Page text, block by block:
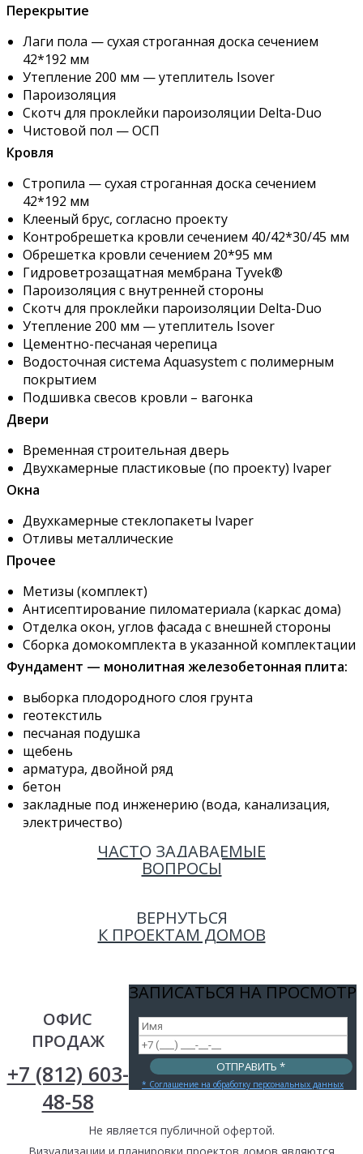
Перекрытие
Лаги пола — сухая строганная доска сечением
42*192 мм
Утепление 200 мм — утеплитель Isover
Пароизоляция
Скотч для проклейки пароизоляции Delta-Duo
Чистовой пол — ОСП
Кровля
Стропила — сухая строганная доска сечением
42*192 мм
Клееный брус, согласно проекту
Контробрешетка кровли сечением 40/42*30/45 мм
Обрешетка кровли сечением 20*95 мм
Гидроветрозащатная мембрана Tyvek®
Пароизоляция с внутренней стороны
Скотч для проклейки пароизоляции Delta-Duo
Утепление 200 мм — утеплитель Isover
Цементно-песчаная черепица
Водосточная система Aquasystem с полимерным
покрытием
Подшивка свесов кровли – вагонка
Двери
Временная строительная дверь
Двухкамерные пластиковые (по проекту) Ivaper
Окна
Двухкамерные стеклопакеты Ivaper
Отливы металлические
Прочее
Метизы (комплект)
Антисептирование пиломатериала (каркас дома)
Отделка окон, углов фасада с внешней стороны
Сборка домокомплекта в указанной комплектации
Фундамент — монолитная железобетонная плита:
выборка плодородного слоя грунта
геотекстиль
песчаная подушка
щебень
арматура, двойной ряд
бетон
закладные под инженерию (вода, канализация,
электричество)
ЧАСТО ЗАДАВАЕМЫЕ
ВОПРОСЫ
ВЕРНУТЬСЯ
К ПРОЕКТАМ ДОМОВ
ЗАПИСАТЬСЯ НА ПРОСМОТР
* Соглашение на обработку персональных данных
ОФИС
ПРОДАЖ
+7 (812) 603-
48-58
Не является публичной офертой.
Визуализации и планировки проектов домов являются